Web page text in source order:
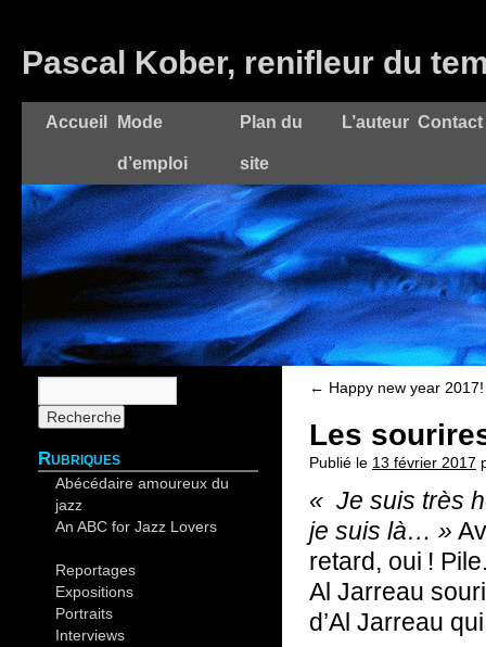
Pascal Kober, renifleur du
Accueil Mode
d’emploi
Plan du
site
L’auteur Contact
← Happy new year 2017!
Les
Publié le 13 février 2017
« Je suis très
je suis là… »
retard, oui !
Al Jarreau
d’Al Jarreau
Rubriques
Abécédaire amoureux du
jazz(44)
An ABC for Jazz Lovers(30)
Reportages(19)
Expositions(12)
Portraits(14)
Interviews(4)